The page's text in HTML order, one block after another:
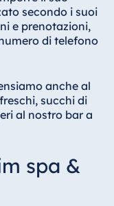
secondo i suoi
e prenotazioni,
di telefono
anche al
succhi di
al nostro bar a
spa &